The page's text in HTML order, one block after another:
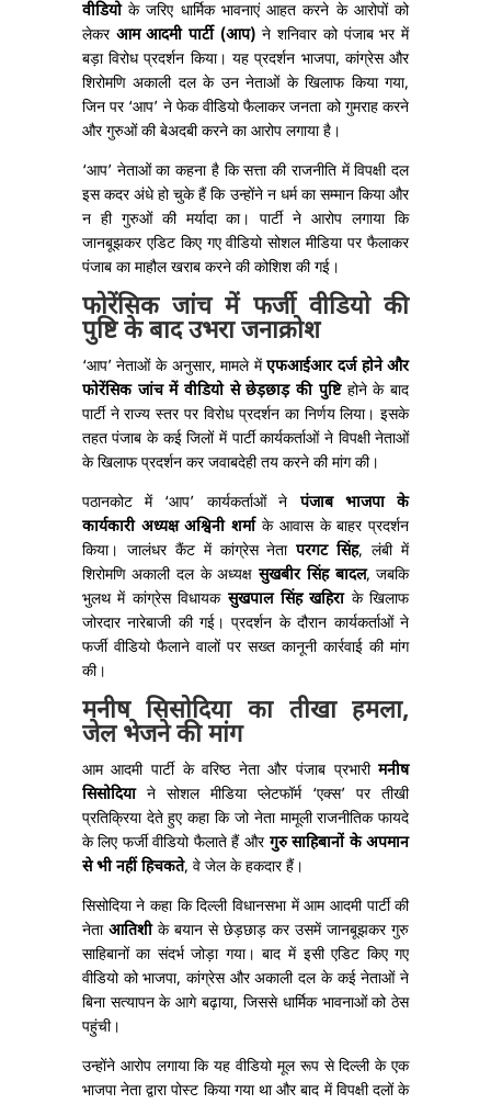
वीडियोके जरिए धार्मिक भावनाएं आहत करने के आरोपों को
लेकर आम आदमी पार्टी (आप) ने शनिवार को पंजाब भर में
बड़ा विरोध प्रदर्शन किया। यह प्रदर्शन भाजपा, कांग्रेस और
शिरोमणि अकाली दल के उन नेताओं के खिलाफ किया गया,
जिन पर ‘आप’ ने फेक वीडियो फैलाकर जनता को गुमराह करने
और गुरुओं की बेअदबी करने का आरोप लगाया है।
‘आप’ नेताओं का कहना है कि सत्ता की राजनीति में विपक्षी दल
इस कदर अंधे हो चुके हैं कि उन्होंने न धर्म का सम्मान किया और
न ही गुरुओं की मर्यादा का। पार्टी ने आरोप लगाया कि
जानबूझकर एडिट किए गए वीडियो सोशल मीडिया पर फैलाकर
पंजाब का माहौल खराब करने की कोशिश की गई।
फोरेंसिक जांच में फर्जी वीडियो की
पुष्टि के बाद उभरा जनाक्रोश
‘आप’ नेताओं के अनुसार, मामले मेंएफआईआर दर्ज होने और
फोरेंसिक जांच में वीडियो से छेड़छाड़ की पुष्टिहोने के बाद
पार्टी ने राज्य स्तर पर विरोध प्रदर्शन का निर्णय लिया। इसके
तहत पंजाब के कई जिलों में पार्टी कार्यकर्ताओं ने विपक्षी नेताओं
के खिलाफ प्रदर्शन कर जवाबदेही तय करने की मांग की।
पठानकोट में ‘आप’ कार्यकर्ताओं ने पंजाब भाजपा के
कार्यकारी अध्यक्ष अश्विनी शर्माके आवास के बाहर प्रदर्शन
किया। जालंधर कैंट में कांग्रेस नेतापरगट सिंह, लंबी में
शिरोमणि अकाली दल के अध्यक्षसुखबीर सिंह बादल, जबकि
भुलथ में कांग्रेस विधायक सुखपाल सिंह खहिराके खिलाफ
जोरदार नारेबाजी की गई। प्रदर्शन के दौरान कार्यकर्ताओं ने
फर्जी वीडियो फैलाने वालों पर सख्त कानूनी कार्रवाई की मांग
की।
मनीष सिसोदिया का तीखा हमला,
जेल भेजने की मांग
आम आदमी पार्टी के वरिष्ठ नेता और पंजाब प्रभारीमनीष
सिसोदियाने सोशल मीडिया प्लेटफॉर्म ‘एक्स’ पर तीखी
प्रतिक्रिया देते हुए कहा कि जो नेता मामूली राजनीतिक फायदे
के लिए फर्जी वीडियो फैलाते हैं और गुरु साहिबानों के अपमान
से भी नहीं हिचकते, वे जेल के हकदार हैं।
सिसोदिया ने कहा कि दिल्ली विधानसभा में आम आदमी पार्टी की
नेता आतिशीके बयान से छेड़छाड़ कर उसमें जानबूझकर गुरु
साहिबानों का संदर्भ जोड़ा गया। बाद में इसी एडिट किए गए
वीडियो को भाजपा, कांग्रेस और अकाली दल के कई नेताओं ने
बिना सत्यापन के आगे बढ़ाया, जिससे धार्मिक भावनाओं को ठेस
पहुंची।
उन्होंने आरोप लगाया कि यह वीडियो मूल रूप से दिल्ली के एक
भाजपा नेता द्वारा पोस्ट किया गया था और बाद में विपक्षी दलों के